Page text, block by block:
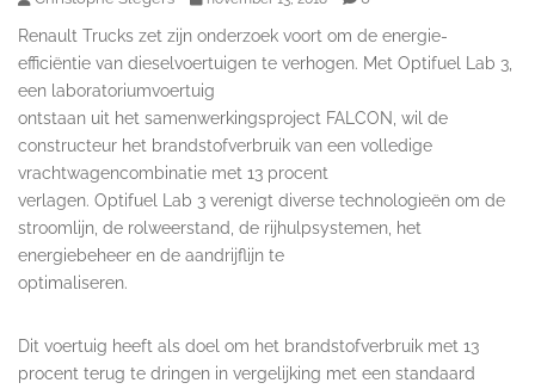
Renault Trucks zet zijn onderzoek voort om de energie-
efficiëntie van dieselvoertuigen te verhogen. Met Optifuel Lab 3,
een laboratoriumvoertuig
ontstaan uit het samenwerkingsproject FALCON, wil de
constructeur het brandstofverbruik van een volledige
vrachtwagencombinatie met 13 procent
verlagen. Optifuel Lab 3 verenigt diverse technologieën om de
stroomlijn, de rolweerstand, de rijhulpsystemen, het
energiebeheer en de aandrijflijn te
optimaliseren.
Dit voertuig heeft als doel om het brandstofverbruik met 13
procent terug te dringen in vergelijking met een standaard